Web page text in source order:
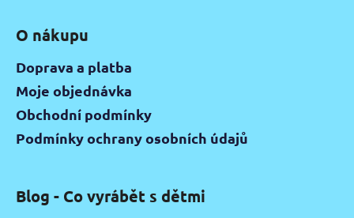
O nákupu
Doprava a platba
Moje objednávka
Obchodní podmínky
Podmínky ochrany osobních údajů
Blog - Co vyrábět s dětmi